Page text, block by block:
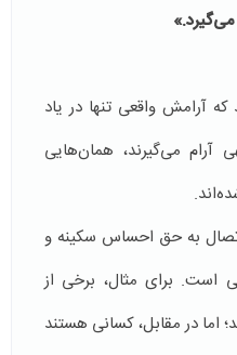
می‌گیرد.»
آرامش واقعی تنها در یاد
آرام می‌گیرند، همان‌هایی
اتصال به حق احساس سکینه و
برای مثال، برخی از
در مقابل، کسانی هستند